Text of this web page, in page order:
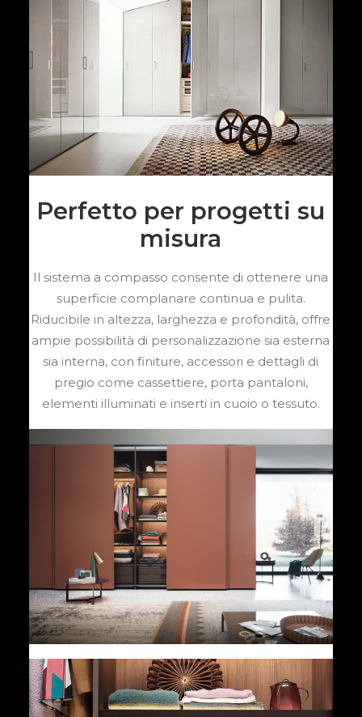
Perfetto per progetti su
misura
Il sistema a compasso consente di ottenere una
superficie complanare continua e pulita.
Riducibile in altezza, larghezza e profondità, offre
ampie possibilità di personalizzazione sia esterna
sia interna, con finiture, accessori e dettagli di
pregio come cassettiere, porta pantaloni,
elementi illuminati e inserti in cuoio o tessuto.